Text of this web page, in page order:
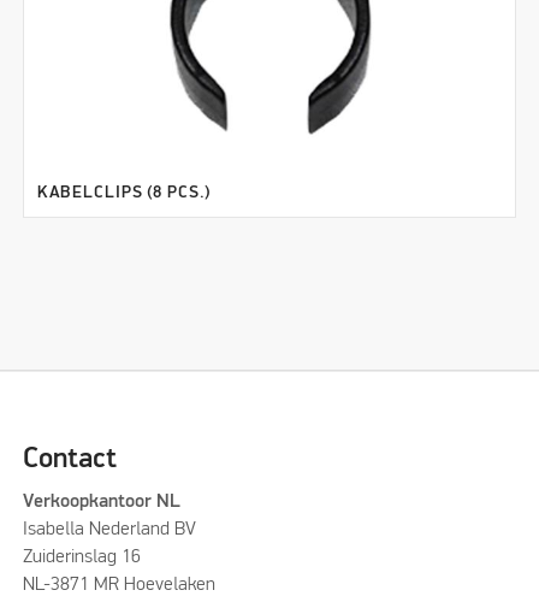
KABELCLIPS (8 PCS.)
Contact
Verkoopkantoor NL
Isabella Nederland BV
Zuiderinslag 16
NL-3871 MR Hoevelaken